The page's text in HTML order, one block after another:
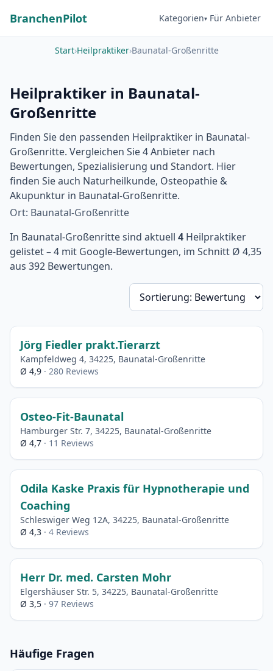
BranchenPilot Kategorien Für Anbieter
Start›Heilpraktiker›Baunatal-Großenritte
Heilpraktiker in Baunatal-
Großenritte
Finden Sie den passenden Heilpraktiker in Baunatal-
Großenritte. Vergleichen Sie 4 Anbieter nach
Bewertungen, Spezialisierung und Standort. Hier
finden Sie auch Naturheilkunde, Osteopathie &
Akupunktur in Baunatal-Großenritte.
Ort: Baunatal-Großenritte
In Baunatal-Großenritte sind aktuell 4 Heilpraktiker
gelistet – 4 mit Google-Bewertungen, im Schnitt Ø 4,35
aus 392 Bewertungen.
Jörg Fiedler prakt.Tierarzt
Kampfeldweg 4, 34225, Baunatal-Großenritte
Ø 4,9 · 280 Reviews
Osteo-Fit-Baunatal
Hamburger Str. 7, 34225, Baunatal-Großenritte
Ø 4,7 · 11 Reviews
Odila Kaske Praxis für Hypnotherapie und
Coaching
Schleswiger Weg 12A, 34225, Baunatal-Großenritte
Ø 4,3 · 4 Reviews
Herr Dr. med. Carsten Mohr
Elgershäuser Str. 5, 34225, Baunatal-Großenritte
Ø 3,5 · 97 Reviews
Häufige Fragen